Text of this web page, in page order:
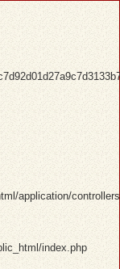
application/
index.php